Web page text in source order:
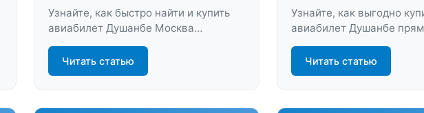
Узнайте, как быстро найти и купить
авиабилет Душанбе Москва
Сравните предложения и выберите
удобный рейс на LastBilet.ru –
Читать статью
Узнайте, как выгодно
авиабилет Душанбе
лучшие предложения на
перелёты, сравнивайте
Читать статью